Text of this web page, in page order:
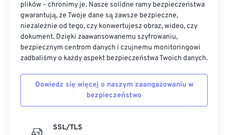
plików – chronimy je. Nasze solidne ramy bezpieczeństwa
gwarantują, że Twoje dane są zawsze bezpieczne,
niezależnie od tego, czy konwertujesz obraz, wideo, czy
dokument. Dzięki zaawansowanemu szyfrowaniu,
bezpiecznym centrom danych i czujnemu monitoringowi
zadbaliśmy o każdy aspekt bezpieczeństwa Twoich danych.
Dowiedz się więcej o naszym zaangażowaniu w
bezpieczeństwo
SSL/TLS